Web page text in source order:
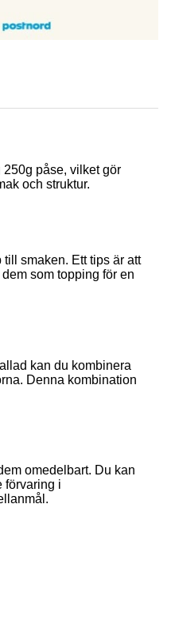
påse, vilket gör
och struktur.
smaken. Ett tips är att
som topping för en
kan du kombinera
Denna kombination
omedelbart. Du kan
förvaring i